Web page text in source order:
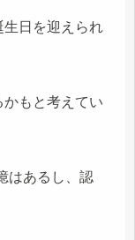
日を迎えられ
もと考えてい
はあるし、認